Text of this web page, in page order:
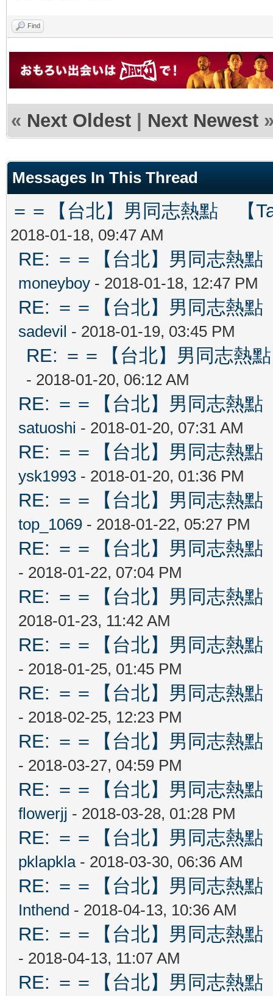
Find
« Next Oldest | Next Newest
Messages In This Thread
＝＝【台北】男同志熱點 【
2018-01-18, 09:47 AM
RE: ＝＝【台北】男同志熱
moneyboy - 2018-01-18, 12:47 PM
RE: ＝＝【台北】男同志熱
sadevil - 2018-01-19, 03:45 PM
RE: ＝＝【台北】男同志熱
- 2018-01-20, 06:12 AM
RE: ＝＝【台北】男同志熱
satuoshi - 2018-01-20, 07:31 AM
RE: ＝＝【台北】男同志熱
ysk1993 - 2018-01-20, 01:36 PM
RE: ＝＝【台北】男同志熱
top_1069 - 2018-01-22, 05:27 PM
RE: ＝＝【台北】男同志熱
- 2018-01-22, 07:04 PM
RE: ＝＝【台北】男同志熱
2018-01-23, 11:42 AM
RE: ＝＝【台北】男同志熱
- 2018-01-25, 01:45 PM
RE: ＝＝【台北】男同志熱
- 2018-02-25, 12:23 PM
RE: ＝＝【台北】男同志熱
- 2018-03-27, 04:59 PM
RE: ＝＝【台北】男同志熱
flowerjj - 2018-03-28, 01:28 PM
RE: ＝＝【台北】男同志熱
pklapkla- 2018-03-30, 06:36 AM
RE: ＝＝【台北】男同志熱
Inthend - 2018-04-13, 10:36 AM
RE: ＝＝【台北】男同志熱
- 2018-04-13, 11:07 AM
RE: ＝＝【台北】男同志熱